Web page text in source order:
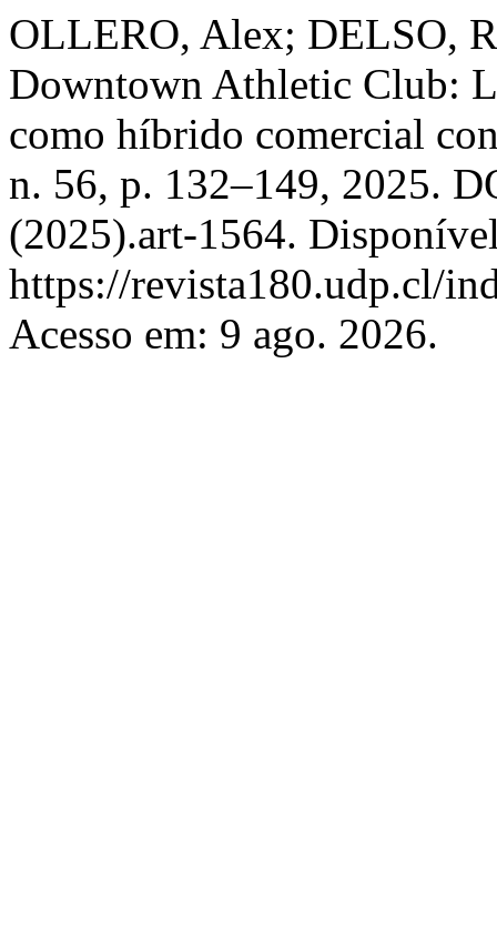
OLLERO, Alex; DELSO,
Downtown Athletic Club:
como híbrido comercial
n. 56, p. 132–149, 2025.
(2025).art-1564.
https://revista180.udp.cl/
Acesso em: 9 ago. 2026.